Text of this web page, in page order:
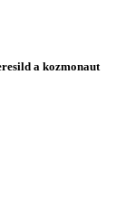
a kozmonaut